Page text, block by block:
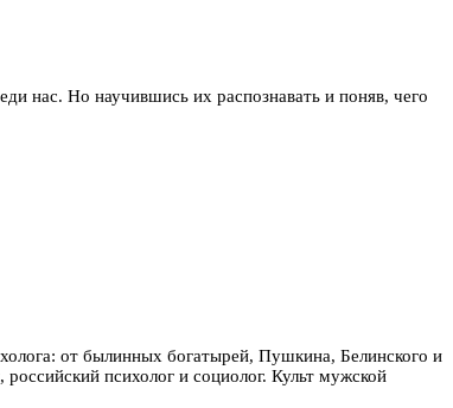
нас. Но научившись их распознавать и поняв, чего
от былинных богатырей, Пушкина, Белинского и
психолог и социолог. Культ мужской